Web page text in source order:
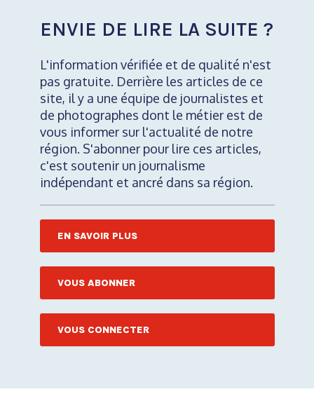
ENVIE DE LIRE LA SUITE ?
L'information vérifiée et de qualité n'est
pas gratuite. Derrière les articles de ce
site, il y a une équipe de journalistes et
de photographes dont le métier est de
vous informer sur l'actualité de notre
région. S'abonner pour lire ces articles,
c'est soutenir un journalisme
indépendant et ancré dans sa région.
EN SAVOIR PLUS
VOUS ABONNER
VOUS CONNECTER